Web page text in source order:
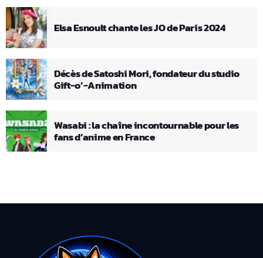
Elsa Esnoult chante les JO de Paris 2024
Décès de Satoshi Mori, fondateur du studio
Gift-o’-Animation
Wasabi : la chaîne incontournable pour les
fans d’anime en France